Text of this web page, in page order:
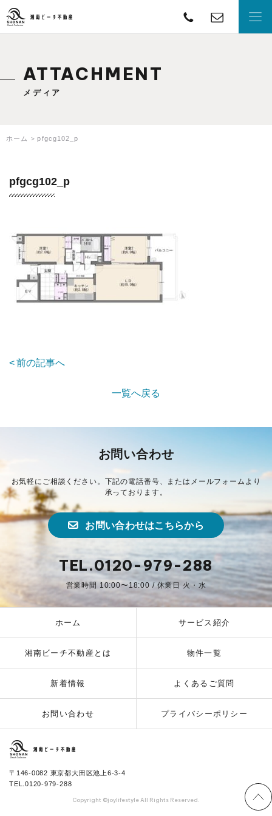
湘南ビーチ不動産
ATTACHMENT
メディア
ホーム pfgcg102_p
pfgcg102_p
前の記事へ
一覧へ戻る
お問い合わせ
お気軽にご相談ください。下記の電話番号、またはメールフォームより
承っております。
お問い合わせはこちらから
TEL.0120-979-288
営業時間 10:00〜18:00 / 休業日 火・水
〒146-0082 東京都大田区池上6-3-4
TEL.0120-979-288
ホーム サービス紹介
湘南ビーチ不動産とは 物件一覧
新着情報 よくあるご質問
お問い合わせ プライバシーポリシー
Copyright ©joylifestyle All Rights Reserved.